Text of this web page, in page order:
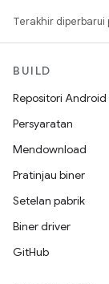
Terakhir
BUILD
Repositori Android
Persyaratan
Mendownload
Pratinjau biner
Setelan pabrik
Biner driver
GitHub